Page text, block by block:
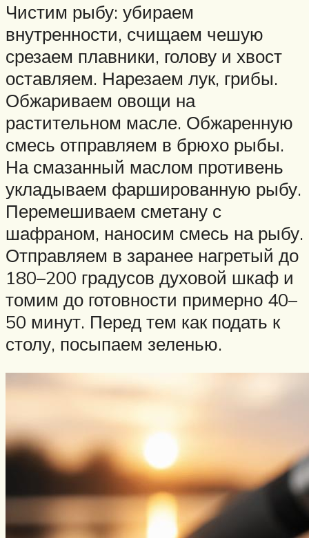
Чистим рыбу: убираем
внутренности, счищаем чешую
срезаем плавники, голову и хвост
оставляем. Нарезаем лук, грибы.
Обжариваем овощи на
растительном масле. Обжаренную
смесь отправляем в брюхо рыбы.
На смазанный маслом противень
укладываем фаршированную рыбу.
Перемешиваем сметану с
шафраном, наносим смесь на рыбу.
Отправляем в заранее нагретый до
180–200 градусов духовой шкаф и
томим до готовности примерно 40–
50 минут. Перед тем как подать к
столу, посыпаем зеленью.